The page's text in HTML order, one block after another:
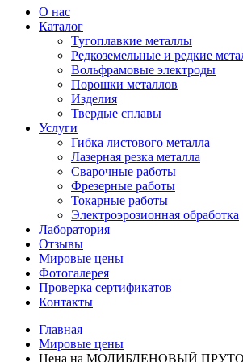
О нас
Каталог
Тугоплавкие металлы
Редкоземельные и редкие
Вольфрамовые электроды
Порошки металлов
Изделия
Твердые сплавы
Услуги
Гибка листового металла
Лазерная резка металла
Сварочные работы
Фрезерные работы
Токарные работы
Электроэрозионная обработка
Лаборатория
Отзывы
Мировые цены
Фотогалерея
Проверка сертификатов
Контакты
Главная
Мировые цены
Цена на МОЛИБДЕНОВЫЙ